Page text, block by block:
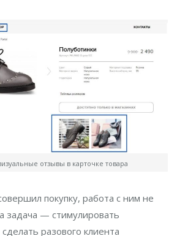
отзывы в карточке товара
покупку, работа с ним не
задача — стимулировать
разового клиента